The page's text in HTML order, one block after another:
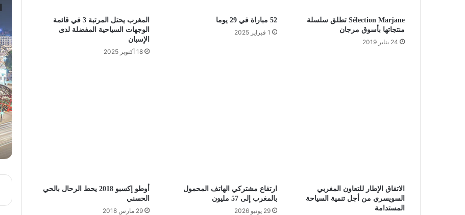
Sélection Marjane تطلق سلسلة
منتجاتها بأسوق مرجان
24 يناير 2019
52 مباراة في 29 يوما
1 فبراير 2025
المغرب يحتل المرتبة 3 في قائمة
الوجهات السياحية المفضلة لدى
الإسبان
18 أكتوبر 2025
الاتفاق الإطار للتعاون المغربي
السويسري من أجل تنمية السياحة
المستدامة
ارتفاع مشتركي الهاتف المحمول
بالمغرب إلى 57 مليون
29 يونيو 2026
أوطو إكسبو 2018 يحط الرحال بالحي
الحسني
29 مارس 2018